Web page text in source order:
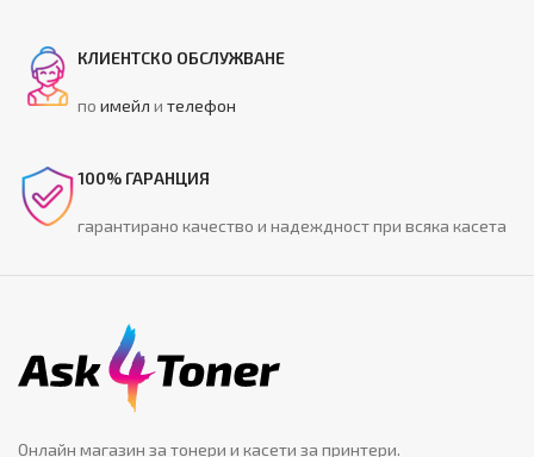
КЛИЕНТСКО ОБСЛУЖВАНЕ
поимейл ителефон
100% ГАРАНЦИЯ
гарантирано качество и надеждност при всяка касета
Онлайн магазин за тонери и касети за принтери.